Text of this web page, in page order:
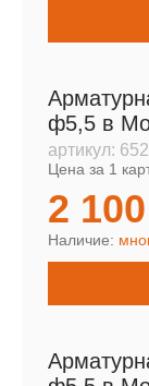
ф5,5 в
артикул:
Цена за 1
2
Наличие: